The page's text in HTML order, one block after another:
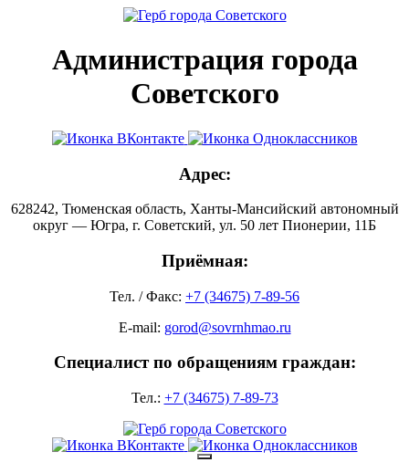
Администрация города
Советского
Адрес:
628242, Тюменская область, Ханты-Мансийский автономный
округ — Югра, г. Советский, ул. 50 лет Пионерии, 11Б
Приёмная:
Тел. / Факс: +7 (34675) 7-89-56
E-mail: gorod@sovrnhmao.ru
Специалист по обращениям граждан:
Тел.: +7 (34675) 7-89-73